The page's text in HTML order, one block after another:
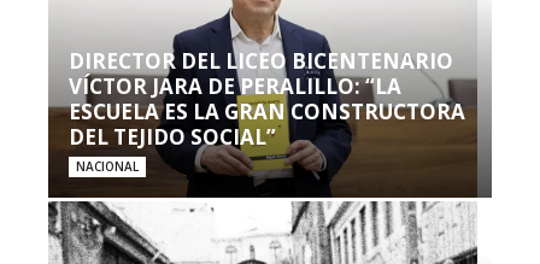
DIRECTOR DEL LICEO BICENTENARIO
VÍCTOR JARA DE PERALILLO: “LA
ESCUELA ES LA GRAN CONSTRUCTORA
DEL TEJIDO SOCIAL”
NACIONAL